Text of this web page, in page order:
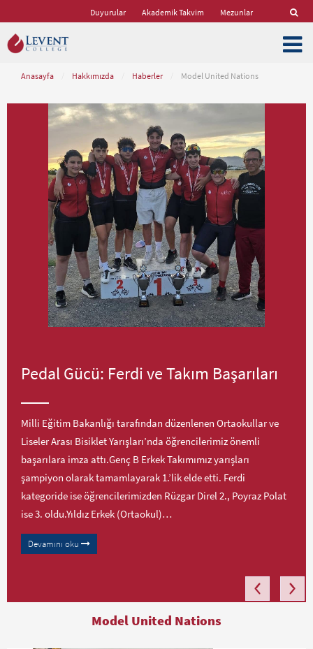
Duyurular Akademik Takvim Mezunlar
Anasayfa Hakkımızda Haberler Model United Nations
Pedal Gücü: Ferdi ve Takım Başarıları
Milli Eğitim Bakanlığı tarafından düzenlenen Ortaokullar ve
Liseler Arası Bisiklet Yarışları’nda öğrencilerimiz önemli
başarılara imza attı.Genç B Erkek Takımımız yarışları
şampiyon olarak tamamlayarak 1.’lik elde etti. Ferdi
kategoride ise öğrencilerimizden Rüzgar Direl 2., Poyraz Polat
ise 3. oldu.Yıldız Erkek (Ortaokul)…
Devamını oku
Model United Nations